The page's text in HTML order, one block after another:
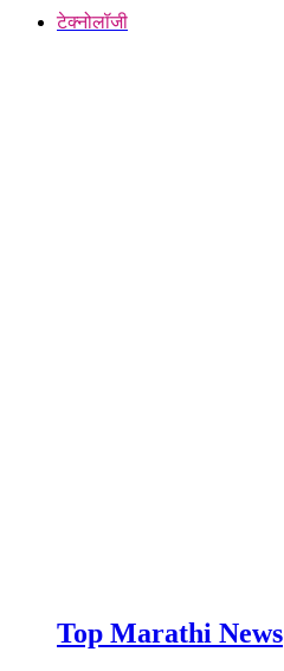
टेक्नोलॉजी
Top Marathi News